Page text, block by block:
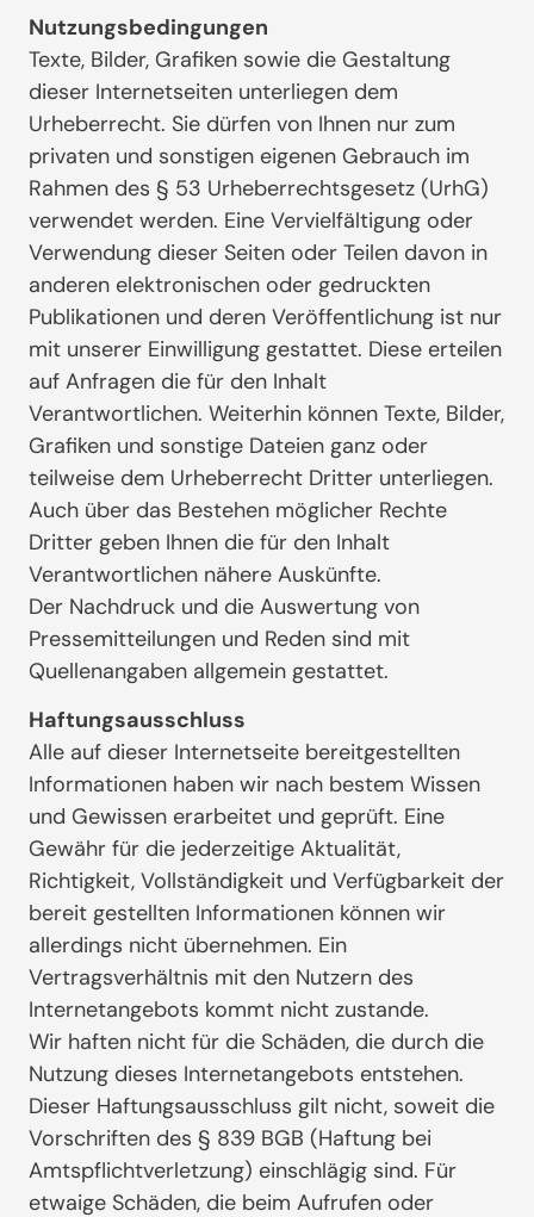
Nutzungsbedingungen
Texte, Bilder, Grafiken sowie die Gestaltung
dieser Internetseiten unterliegen dem
Urheberrecht. Sie dürfen von Ihnen nur zum
privaten und sonstigen eigenen Gebrauch im
Rahmen des § 53 Urheberrechtsgesetz (UrhG)
verwendet werden. Eine Vervielfältigung oder
Verwendung dieser Seiten oder Teilen davon in
anderen elektronischen oder gedruckten
Publikationen und deren Veröffentlichung ist nur
mit unserer Einwilligung gestattet. Diese erteilen
auf Anfragen die für den Inhalt
Verantwortlichen. Weiterhin können Texte, Bilder,
Grafiken und sonstige Dateien ganz oder
teilweise dem Urheberrecht Dritter unterliegen.
Auch über das Bestehen möglicher Rechte
Dritter geben Ihnen die für den Inhalt
Verantwortlichen nähere Auskünfte.
Der Nachdruck und die Auswertung von
Pressemitteilungen und Reden sind mit
Quellenangaben allgemein gestattet.
Haftungsausschluss
Alle auf dieser Internetseite bereitgestellten
Informationen haben wir nach bestem Wissen
und Gewissen erarbeitet und geprüft. Eine
Gewähr für die jederzeitige Aktualität,
Richtigkeit, Vollständigkeit und Verfügbarkeit der
bereit gestellten Informationen können wir
allerdings nicht übernehmen. Ein
Vertragsverhältnis mit den Nutzern des
Internetangebots kommt nicht zustande.
Wir haften nicht für die Schäden, die durch die
Nutzung dieses Internetangebots entstehen.
Dieser Haftungsausschluss gilt nicht, soweit die
Vorschriften des § 839 BGB (Haftung bei
Amtspflichtverletzung) einschlägig sind. Für
etwaige Schäden, die beim Aufrufen oder